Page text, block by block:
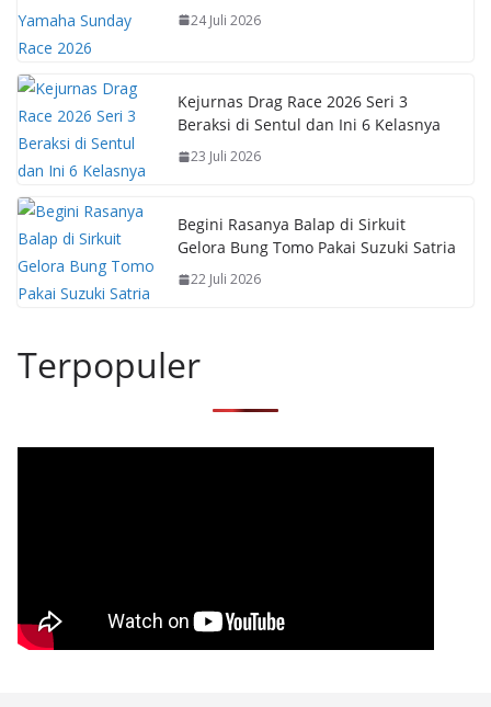
24 Juli 2026
Kejurnas Drag Race 2026 Seri 3
Beraksi di Sentul dan Ini 6 Kelasnya
23 Juli 2026
Begini Rasanya Balap di Sirkuit
Gelora Bung Tomo Pakai Suzuki Satria
22 Juli 2026
Terpopuler